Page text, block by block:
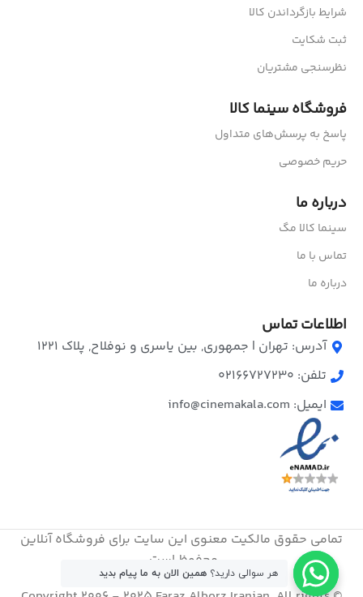
شرایط بازگرداندن کالا
ثبت شکایت
نظرسنجی مشتریان
فروشگاه سینما کالا
پاسخ به پرسش‌های متداول
حریم خصوصی
درباره ما
سینما کالا مگ
تماس با ما
درباره ما
اطلاعات تماس
آدرس: تهران | جمهوری, بین یاسری و نوفلاح, پلاک ۱۲۲۱
تلفن: 02166727230
ایمیل: info@cinemakala.com
تمامی حقوق مالکیت معنوی این ‌سایت برای فروشگاه آنلاین
محفوظ است.
هر سوالی دارید؟ همین الان به ما پیام بدید